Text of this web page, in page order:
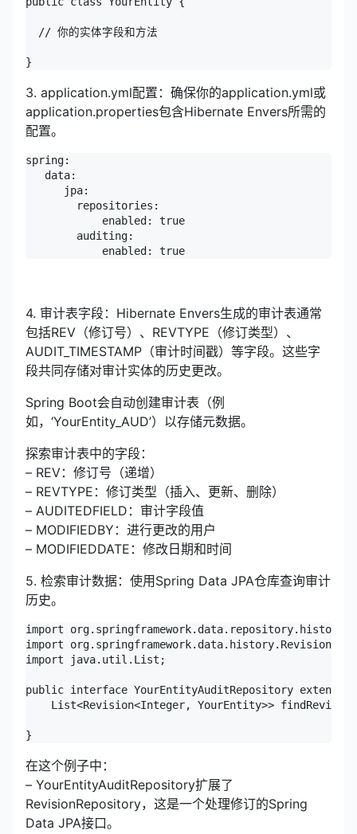
  // 你的实体字段和方法
}
3. application.yml配置：确保你的application.yml或
application.properties包含Hibernate Envers所需的
配置。
spring:
   data:
      jpa:
        repositories:
            enabled: true
        auditing:
            enabled: true
4. 审计表字段：Hibernate Envers生成的审计表通常
包括REV（修订号）、REVTYPE（修订类型）、
AUDIT_TIMESTAMP（审计时间戳）等字段。这些字
段共同存储对审计实体的历史更改。
Spring Boot会自动创建审计表（例
如，‘YourEntity_AUD’）以存储元数据。
探索审计表中的字段：
– REV：修订号（递增）
– REVTYPE：修订类型（插入、更新、删除）
– AUDITEDFIELD：审计字段值
– MODIFIEDBY：进行更改的用户
– MODIFIEDDATE：修改日期和时间
5. 检索审计数据：使用Spring Data JPA仓库查询审计
历史。
import
import org.springframework.data.history.Revision;
import java.util.List;
public interface YourEntityAuditRepository extends
List<Revision<Integer, YourEntity>>
}
在这个例子中：
– YourEntityAuditRepository扩展了
RevisionRepository，这是一个处理修订的Spring
Data JPA接口。